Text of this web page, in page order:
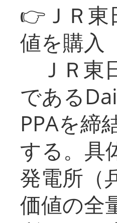
👉ＪＲ東
値を購入
ＪＲ東
である
PPAを締
する。具
発電所（
価値の全